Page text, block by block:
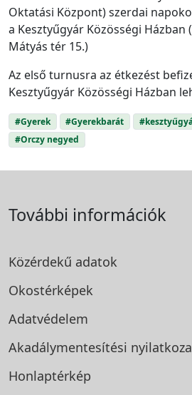
Oktatási Központ) szerdai
a Kesztyűgyár Közösségi Házban
Mátyás tér 15.)
Az első turnusra az étkezést
Kesztyűgyár Közösségi Házban
#Gyerek #Gyerekbarát
#Orczy negyed
További információk
Közérdekű adatok
Okostérképek
Adatvédelem
Akadálymentesítési
Honlaptérkép